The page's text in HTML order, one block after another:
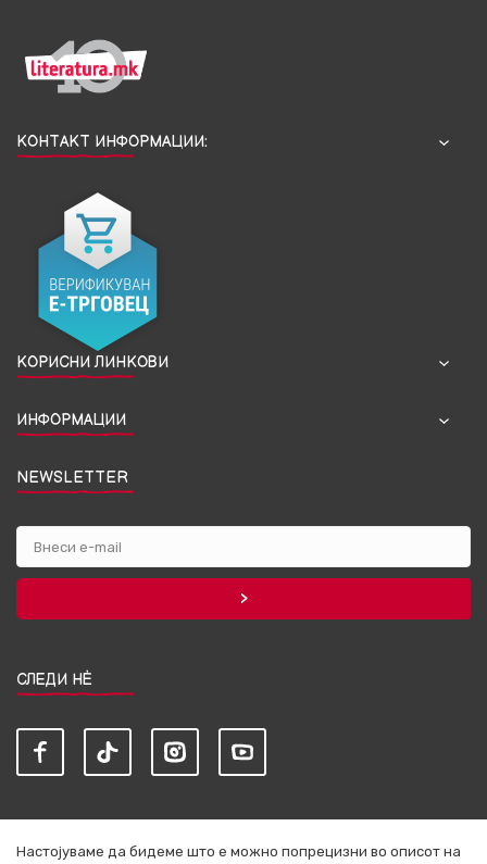
КОНТАКТ ИНФОРМАЦИИ:
КОРИСНИ ЛИНКОВИ
ИНФОРМАЦИИ
NEWSLETTER
СЛЕДИ НЀ
Настојуваме да бидеме што е можно попрецизни во описот на